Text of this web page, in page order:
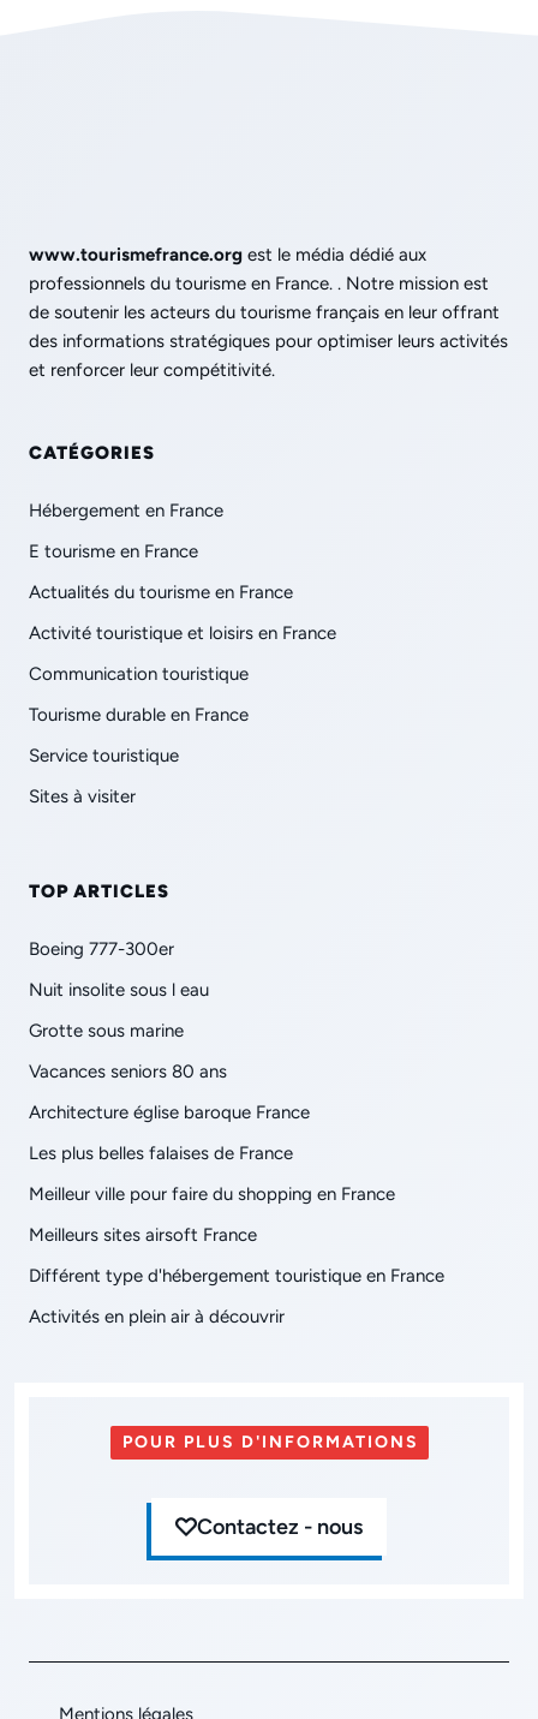
www.tourismefrance.org est le média dédié aux
professionnels du tourisme en France. . Notre mission est
de soutenir les acteurs du tourisme français en leur offrant
des informations stratégiques pour optimiser leurs activités
et renforcer leur compétitivité.
CATÉGORIES
Hébergement en France
E tourisme en France
Actualités du tourisme en France
Activité touristique et loisirs en France
Communication touristique
Tourisme durable en France
Service touristique
Sites à visiter
TOP ARTICLES
Boeing 777-300er
Nuit insolite sous l eau
Grotte sous marine
Vacances seniors 80 ans
Architecture église baroque France
Les plus belles falaises de France
Meilleur ville pour faire du shopping en France
Meilleurs sites airsoft France
Différent type d'hébergement touristique en France
Activités en plein air à découvrir
POUR PLUS D'INFORMATIONS
Contactez - nous
Mentions légales